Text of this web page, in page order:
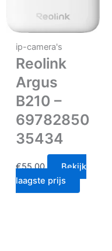
ip-camera's
Reolink
Argus
B210 –
69782850
35434
€55.00
Bekijk
laagste prijs